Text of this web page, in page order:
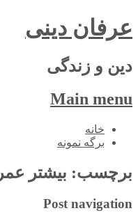
عرفان دینی
دین و زندگی
Main menu
Skip
خانه
برگه نمونه
برچسب: بیشتر عمر
Post navigation